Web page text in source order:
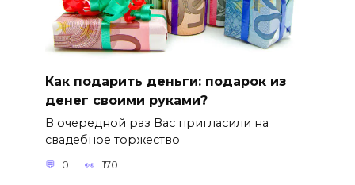
Как подарить деньги: подарок из
денег своими руками?
В очередной раз Вас пригласили на
свадебное торжество
0 170